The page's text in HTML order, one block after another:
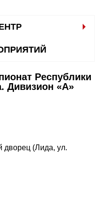
Республики
Дивизион «А»
дворец (Лида, ул.